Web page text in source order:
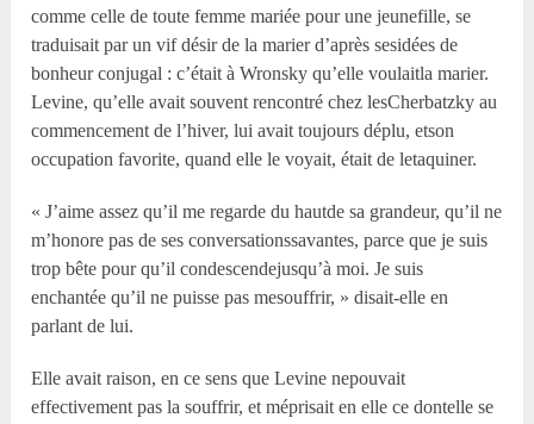
comme celle de toute femme mariée pour une jeunefille, se
traduisait par un vif désir de la marier d’après sesidées de
bonheur conjugal : c’était à Wronsky qu’elle voulaitla marier.
Levine, qu’elle avait souvent rencontré chez lesCherbatzky au
commencement de l’hiver, lui avait toujours déplu, etson
occupation favorite, quand elle le voyait, était de letaquiner.
« J’aime assez qu’il me regarde du hautde sa grandeur, qu’il ne
m’honore pas de ses conversationssavantes, parce que je suis
trop bête pour qu’il condescendejusqu’à moi. Je suis
enchantée qu’il ne puisse pas mesouffrir, » disait-elle en
parlant de lui.
Elle avait raison, en ce sens que Levine nepouvait
effectivement pas la souffrir, et méprisait en elle ce dontelle se